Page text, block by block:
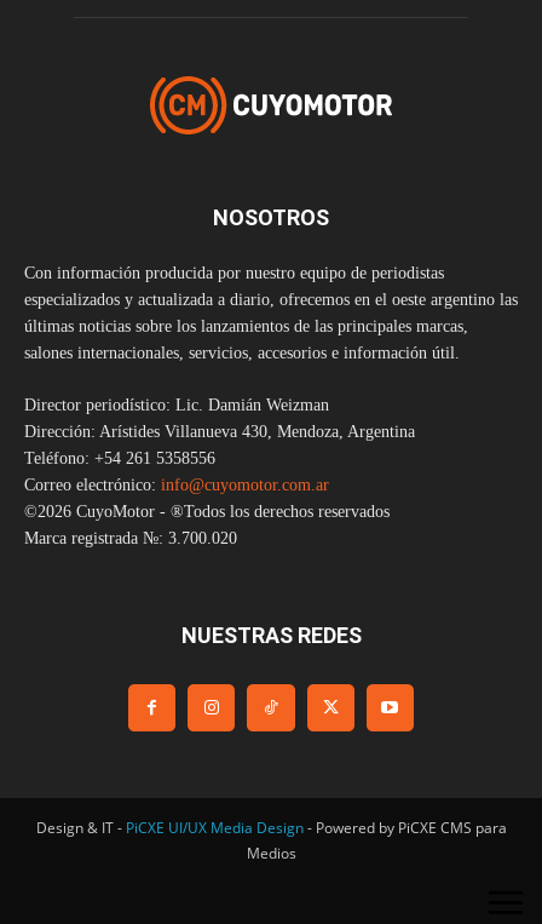
NOSOTROS
Con información producida por nuestro equipo de periodistas
especializados y actualizada a diario, ofrecemos en el oeste argentino las
últimas noticias sobre los lanzamientos de las principales marcas,
salones internacionales, servicios, accesorios e información útil.
Director periodístico: Lic. Damián Weizman
Dirección: Arístides Villanueva 430, Mendoza, Argentina
Teléfono: +54 261 5358556
Correo electrónico: info@cuyomotor.com.ar
©2026 CuyoMotor - ®Todos los derechos reservados
Marca registrada №: 3.700.020
NUESTRAS REDES
Design & IT - PiCXE UI/UX Media Design- Powered by PiCXE CMS para
Medios